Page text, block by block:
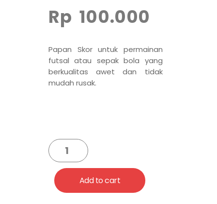
Rp 100.000
Papan Skor untuk permainan
futsal atau sepak bola yang
berkualitas awet dan tidak
mudah rusak.
Add to cart